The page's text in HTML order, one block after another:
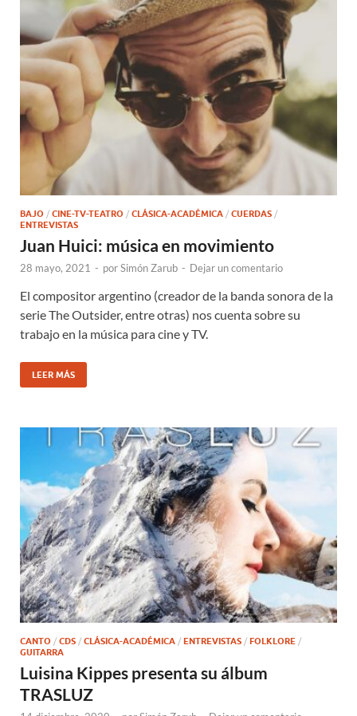
BAJO / CINE-TV-TEATRO / CLÁSICA-ACADÉMICA / CUERDAS /
ENTREVISTAS
Juan Huici: música en movimiento
28 mayo, 2021 - porSimón Zarub - Dejar un comentario
El compositor argentino (creador de la banda sonora de la
serie The Outsider, entre otras) nos cuenta sobre su
trabajo en la música para cine y TV.
LEER MÁS
CANTO / CDS / CLÁSICA-ACADÉMICA / ENTREVISTAS / FOLKLORE /
GUITARRA
Luisina Kippes presenta su álbum
TRASLUZ